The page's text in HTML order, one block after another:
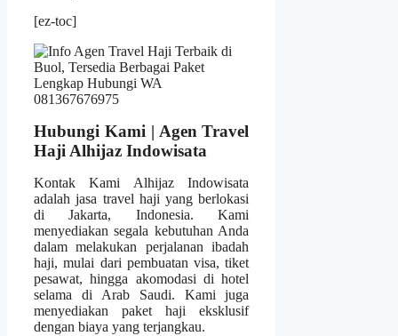
[ez-toc]
Hubungi Kami | Agen Travel
Haji Alhijaz Indowisata
Kontak Kami Alhijaz Indowisata
adalah jasa travel haji yang berlokasi
di Jakarta, Indonesia. Kami
menyediakan segala kebutuhan Anda
dalam melakukan perjalanan ibadah
haji, mulai dari pembuatan visa, tiket
pesawat, hingga akomodasi di hotel
selama di Arab Saudi. Kami juga
menyediakan paket haji eksklusif
dengan biaya yang terjangkau.